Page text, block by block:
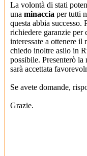
La volontà di stati
una minaccia per tutti
questa abbia
richiedere garanzie per
interessate a ottenere il
chiedo inoltre asilo in
possibile. Presenterò la
sarà accettata
Se avete domande,
Grazie.